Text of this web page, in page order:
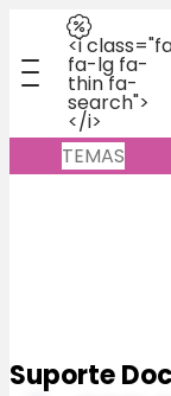
<i
fa-lg fa-
thin fa-
search">
</i>
TEMAS
Suporte